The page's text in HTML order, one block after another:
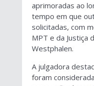
aprimoradas ao
tempo em que
solicitadas, com
MPT e da Justiça
Westphalen.
A julgadora
foram